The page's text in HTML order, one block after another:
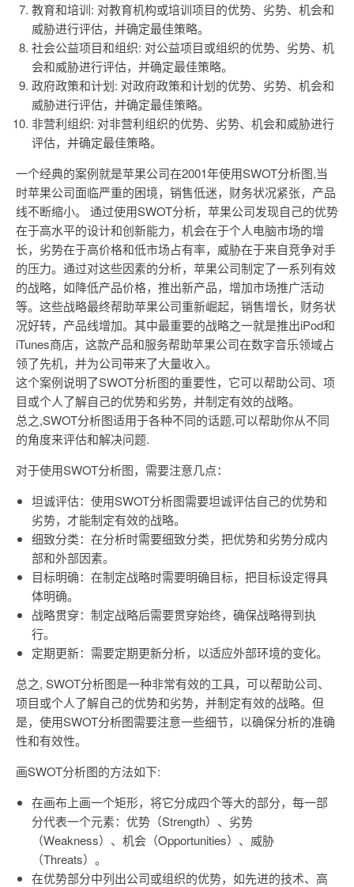
教育和培训: 对教育机构或培训项目的优势、劣势、机会和
威胁进行评估，并确定最佳策略。
社会公益项目和组织: 对公益项目或组织的优势、劣势、机
会和威胁进行评估，并确定最佳策略。
政府政策和计划: 对政府政策和计划的优势、劣势、机会和
威胁进行评估，并确定最佳策略。
非营利组织: 对非营利组织的优势、劣势、机会和威胁进行
评估，并确定最佳策略。
一个经典的案例就是苹果公司在2001年使用SWOT分析图,当
时苹果公司面临严重的困境，销售低迷，财务状况紧张，产品
线不断缩小。 通过使用SWOT分析，苹果公司发现自己的优势
在于高水平的设计和创新能力，机会在于个人电脑市场的增
长，劣势在于高价格和低市场占有率，威胁在于来自竞争对手
的压力。通过对这些因素的分析，苹果公司制定了一系列有效
的战略，如降低产品价格，推出新产品，增加市场推广活动
等。这些战略最终帮助苹果公司重新崛起，销售增长，财务状
况好转，产品线增加。其中最重要的战略之一就是推出iPod和
iTunes商店，这款产品和服务帮助苹果公司在数字音乐领域占
领了先机，并为公司带来了大量收入。
这个案例说明了SWOT分析图的重要性，它可以帮助公司、项
目或个人了解自己的优势和劣势，并制定有效的战略。
总之,SWOT分析图适用于各种不同的话题,可以帮助你从不同
的角度来评估和解决问题.
对于使用SWOT分析图，需要注意几点：
坦诚评估：使用SWOT分析图需要坦诚评估自己的优势和
劣势，才能制定有效的战略。
细致分类：在分析时需要细致分类，把优势和劣势分成内
部和外部因素。
目标明确：在制定战略时需要明确目标，把目标设定得具
体明确。
战略贯穿：制定战略后需要贯穿始终，确保战略得到执
行。
定期更新：需要定期更新分析，以适应外部环境的变化。
总之, SWOT分析图是一种非常有效的工具，可以帮助公司、
项目或个人了解自己的优势和劣势，并制定有效的战略。但
是，使用SWOT分析图需要注意一些细节，以确保分析的准确
性和有效性。
画SWOT分析图的方法如下:
在画布上画一个矩形，将它分成四个等大的部分，每一部
分代表一个元素：优势（Strength）、劣势
（Weakness）、机会（Opportunities）、威胁
（Threats）。
在优势部分中列出公司或组织的优势，如先进的技术、高